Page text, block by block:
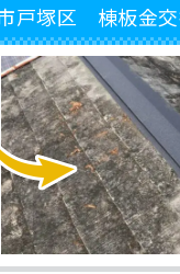
戸塚区 棟板金